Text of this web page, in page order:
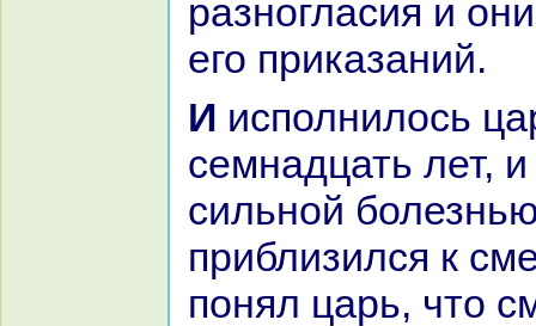
paзногласия и
его приказаний.
И исполнилось царевичу
семнaдцать лет,
сильной
приблизился к
понял царь, что